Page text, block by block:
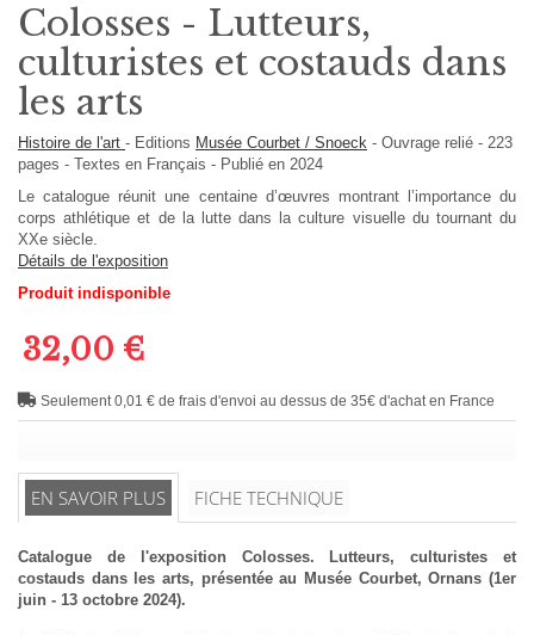
Colosses - Lutteurs,
culturistes et costauds dans
les arts
Histoire de l'art - Editions Musée Courbet / Snoeck - Ouvrage relié - 223
pages - Textes en Français - Publié en 2024
Le catalogue réunit une centaine d’œuvres montrant l’importance du
corps athlétique et de la lutte dans la culture visuelle du tournant du
XXe siècle.
Détails de l'exposition
Produit indisponible
32,00 €
Seulement 0,01 € de frais d'envoi au dessus de 35€ d'achat en France
EN SAVOIR PLUS FICHE TECHNIQUE
Catalogue de l'exposition Colosses. Lutteurs, culturistes et
costauds dans les arts, présentée au Musée Courbet, Ornans (1er
juin - 13 octobre 2024).